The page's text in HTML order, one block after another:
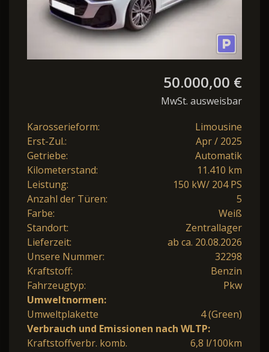
50.000,00 €
MwSt. ausweisbar
Karosserieform:
Limousine
Erst-Zul.:
Apr / 2025
Getriebe:
Automatik
Kilometerstand:
11.410 km
Leistung:
150 kW/ 204 PS
Anzahl der Türen:
5
Farbe:
Weiß
Standort:
Zentrallager
Lieferzeit:
ab ca. 20.08.2026
Unsere Nummer:
32298
Kraftstoff:
Benzin
Fahrzeugtyp:
Pkw
Umweltnormen:
Umweltplakette
4 (Green)
Verbrauch und Emissionen nach WLTP:
Kraftstoffverbr. komb.
6,8 l/100km